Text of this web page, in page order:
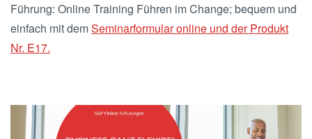
Führung: Online Training Führen im Change; bequem und
einfach mit demSeminarformular online und der Produkt
Nr. E17.